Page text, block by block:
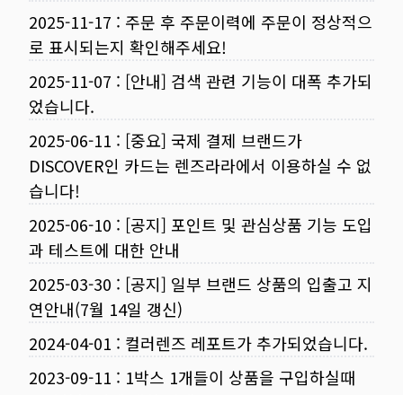
2025-11-17 : 주문 후 주문이력에 주문이 정상적으
로 표시되는지 확인해주세요!
2025-11-07 : [안내] 검색 관련 기능이 대폭 추가되
었습니다.
2025-06-11 : [중요] 국제 결제 브랜드가
DISCOVER인 카드는 렌즈라라에서 이용하실 수 없
습니다!
2025-06-10 : [공지] 포인트 및 관심상품 기능 도입
과 테스트에 대한 안내
2025-03-30 : [공지] 일부 브랜드 상품의 입출고 지
연안내(7월 14일 갱신)
2024-04-01 : 컬러렌즈 레포트가 추가되었습니다.
2023-09-11 : 1박스 1개들이 상품을 구입하실때